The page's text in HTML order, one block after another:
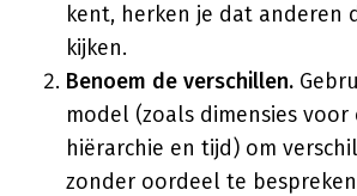
kent, herken je dat anderen
kijken.
Benoem de verschillen.
model (zoals dimensies voor
hiërarchie en tijd) om
zonder oordeel te